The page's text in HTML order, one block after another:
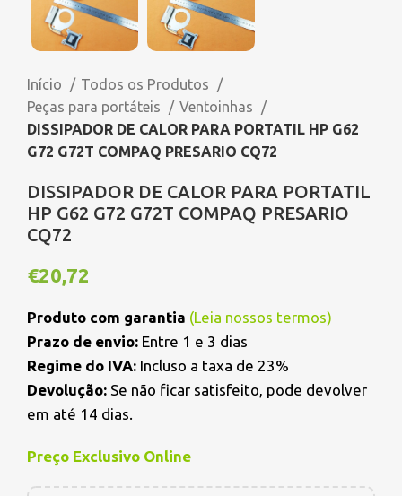
Início
Todos os Produtos
Peças para portáteis
Ventoinhas
DISSIPADOR DE CALOR PARA PORTATIL HP G62
G72 G72T COMPAQ PRESARIO CQ72
DISSIPADOR DE CALOR PARA PORTATIL
HP G62 G72 G72T COMPAQ PRESARIO
CQ72
€20,72
Produto com garantia (Leia nossos termos)
Prazo de envio: Entre 1 e 3 dias
Regime do IVA: Incluso a taxa de 23%
Devolução: Se não ficar satisfeito, pode devolver
em até 14 dias.
Preço Exclusivo Online